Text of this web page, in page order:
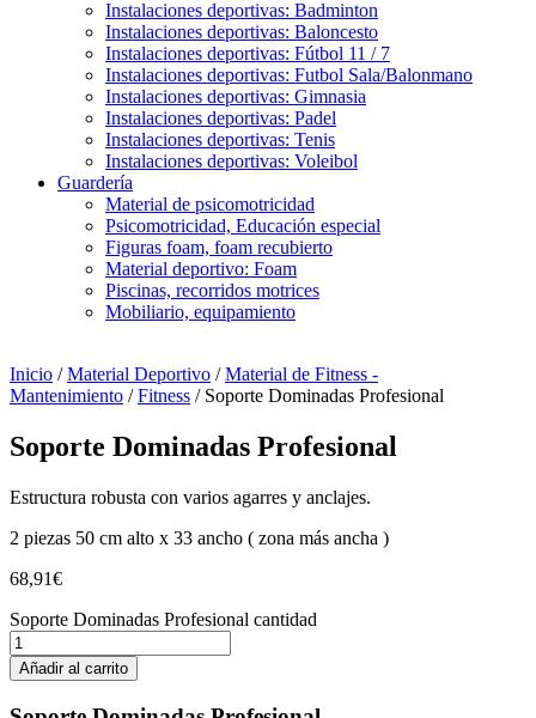
Instalaciones deportivas: Badminton
Instalaciones deportivas: Baloncesto
Instalaciones deportivas: Fútbol 11 / 7
Instalaciones deportivas: Futbol Sala/Balonmano
Instalaciones deportivas: Gimnasia
Instalaciones deportivas: Padel
Instalaciones deportivas: Tenis
Instalaciones deportivas: Voleibol
Guardería
Material de psicomotricidad
Psicomotricidad, Educación especial
Figuras foam, foam recubierto
Material deportivo: Foam
Piscinas, recorridos motrices
Mobiliario, equipamiento
Inicio /Material Deportivo /Material de Fitness -
Mantenimiento /Fitness / Soporte Dominadas Profesional
Soporte Dominadas Profesional
Estructura robusta con varios agarres y anclajes.
2 piezas 50 cm alto x 33 ancho ( zona más ancha )
68,91€
Soporte Dominadas Profesional cantidad
Añadir al carrito